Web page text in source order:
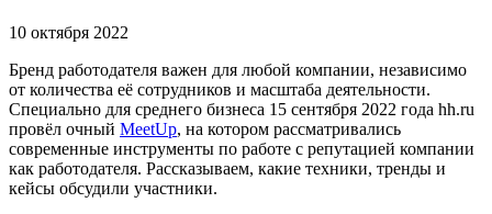
10 октября 2022
Бренд работодателя важен для любой компании, независимо
от количества её сотрудников и масштаба деятельности.
Специально для среднего бизнеса 15 сентября 2022 года hh.ru
провёл очный MeetUp, на котором рассматривались
современные инструменты по работе с репутацией компании
как работодателя. Рассказываем, какие техники, тренды и
кейсы обсудили участники.